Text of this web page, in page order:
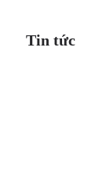
Tin tức